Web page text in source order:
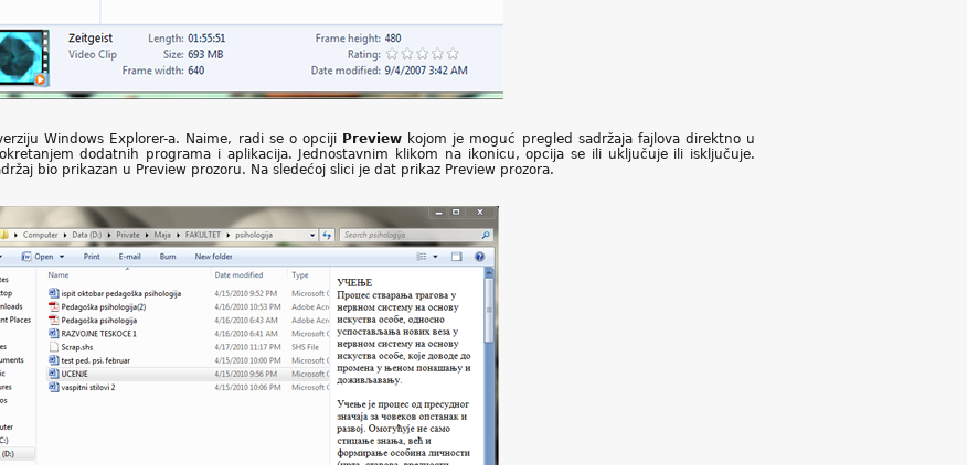
Windows Explorer-a. Naime, radi se o opciji Preview kojom je moguć pregled sadržaja fajlova direktno u
dodatnih programa i aplikacija. Jednostavnim klikom na ikonicu, opcija se ili uključuje ili isključuje.
bio prikazan u Preview prozoru. Na sledećoj slici je dat prikaz Preview prozora.